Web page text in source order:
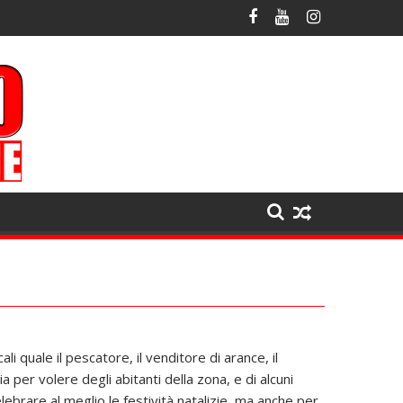
quale il pescatore, il venditore di arance, il
per volere degli abitanti della zona, e di alcuni